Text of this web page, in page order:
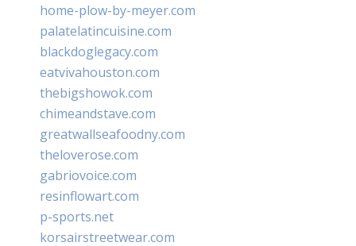
home-plow-by-meyer.com
palatelatincuisine.com
blackdoglegacy.com
eatvivahouston.com
thebigshowok.com
chimeandstave.com
greatwallseafoodny.com
theloverose.com
gabriovoice.com
resinflowart.com
p-sports.net
korsairstreetwear.com